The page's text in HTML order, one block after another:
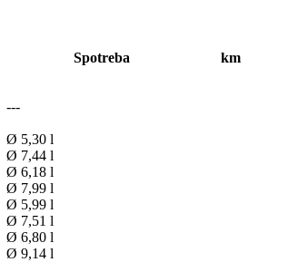
Spotreba
km
---
Ø 5,30 l
Ø 7,44 l
Ø 6,18 l
Ø 7,99 l
Ø 5,99 l
Ø 7,51 l
Ø 6,80 l
Ø 9,14 l